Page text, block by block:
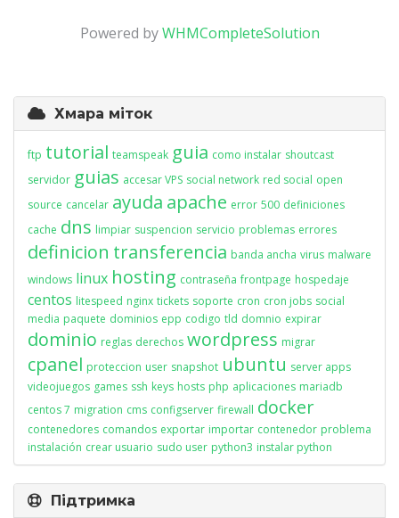
Powered byWHMCompleteSolution
Хмара міток
ftp tutorial teamspeak guia como instalar shoutcast
servidor guias accesar VPS social network red social open
source cancelar ayuda apache error 500 definiciones
cache dns limpiar suspencion servicio problemas errores
definicion transferencia banda ancha virus malware
windows linux hosting contraseña frontpage hospedaje
centos litespeed nginx tickets soporte cron cron jobs social
media paquete dominios epp codigo tld domnio expirar
dominio reglas derechos wordpress migrar
cpanel proteccion user snapshot ubuntu server apps
videojuegos games ssh keys hosts php aplicaciones mariadb
centos 7 migration cms configserver firewall docker
contenedores comandos exportar importar contenedor problema
instalación crear usuario sudo user python3 instalar python
Підтримка